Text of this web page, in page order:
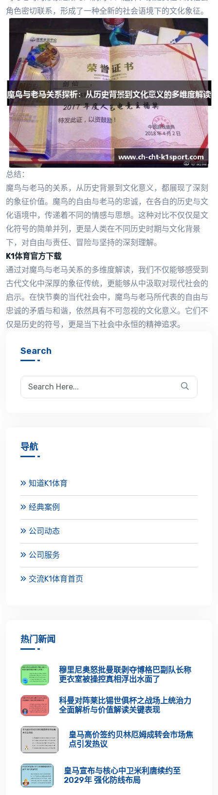
角色密切联系，形成了一种全新的社会语境下的文化象征。
总结：
魔鸟与老马的关系，从历史背景到文化意义，都展现了深刻
的象征价值。魔鸟的自由与老马的忠诚，在各自的历史与文
化语境中，传递着不同的情感与思想。这种对比不仅仅是文
化符号的简单并列，更是人类在不同历史时期与文化背景
下，对自由与责任、冒险与坚持的深刻理解。
K1体育官方下载
通过对魔鸟与老马关系的多维度解读，我们不仅能够感受到
古代文化中深厚的象征传统，更能够从中汲取对现代社会的
启示。在快节奏的当代社会中，魔鸟与老马所代表的自由与
忠诚的矛盾与和谐，依然具有不可忽视的文化意义。它们不
仅是历史的符号，更是当下社会中永恒的精神追求。
Search
导航
知道K1体育
经典案例
公司动态
公司服务
交流K1体育首页
热门新闻
穆里尼奥怒批曼联剥夺博格巴副队长称
更衣室被操控真相浮出水面了
科曼对阵莱比锡世俱杯之战场上统治力
全面解析与价值解读关键表现
皇马高价签约贝林厄姆成转会市场焦
点引发热议
皇马宣布与核心中卫米利唐续约至
2029年 强化防线布局